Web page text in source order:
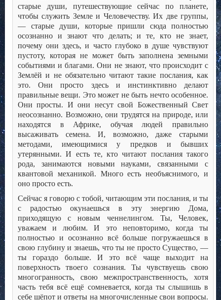
старые души, путешествующие сейчас по планете,
чтобы служить Земле и Человечеству. Их две группы,
— старые души, которые пришли сюда полностью
осознанно и знают что делать; и те, кто не знает,
почему они здесь, и часто глубоко в душе чувствуют
пустоту, которая не может быть заполнена земными
событиями и благами. Они не знают, что происходит с
Землёй и не обязательно читают такие послания, как
это. Они просто здесь и инстинктивно делают
правильные вещи. Это может не быть нечто особенное.
Они просты. И они несут свой Божественный Свет
неосознанно. Возможно, они трудятся на природе, или
находятся в Африке, обучая людей правильно
высаживать семена. И, возможно, даже старыми
методами, имеющимися у предков и бывших
утерянными. И есть те, кто читают послания такого
рода, занимаются новыми науками, связанными с
квантовой механикой. Много есть необъяснимого, и
оно просто есть.
Сейчас я говорю с тобой, читающим эти послания, и ты
с радостью окунаешься в эту энергию Дома,
приходящую с новым ченнелингом. Ты, Человек,
уважаем и любим. И это неповторимо, когда ты
полностью и осознанно всё больше погружаешься в
свою глубину и знаешь, что ты не просто Существо, —
ты гораздо больше. И это всё чаще выходит на
поверхность твоего сознания. Ты чувствуешь свою
многогранность, свою межпространственность, хотя
часть тебя всё ещё сомневается, когда ты слышишь в
себе шёпот и ответы на многочисленные свои вопросы.